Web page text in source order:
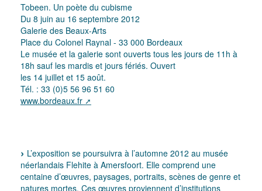
Tobeen. Un poète du cubisme
Du 8 juin au 16 septembre 2012
Galerie des Beaux-Arts
Place du Colonel Raynal - 33 000 Bordeaux
Le musée et la galerie sont ouverts tous les jours de 11h à
18h sauf les mardis et jours fériés. Ouvert
les 14 juillet et 15 août.
Tél. : 33 (0)5 56 96 51 60
www.bordeaux.fr
L’exposition se poursuivra à l’automne 2012 au musée
néerlandais Flehite à Amersfoort. Elle comprend une
centaine d’œuvres, paysages, portraits, scènes de genre et
natures mortes. Ces œuvres proviennent d’institutions